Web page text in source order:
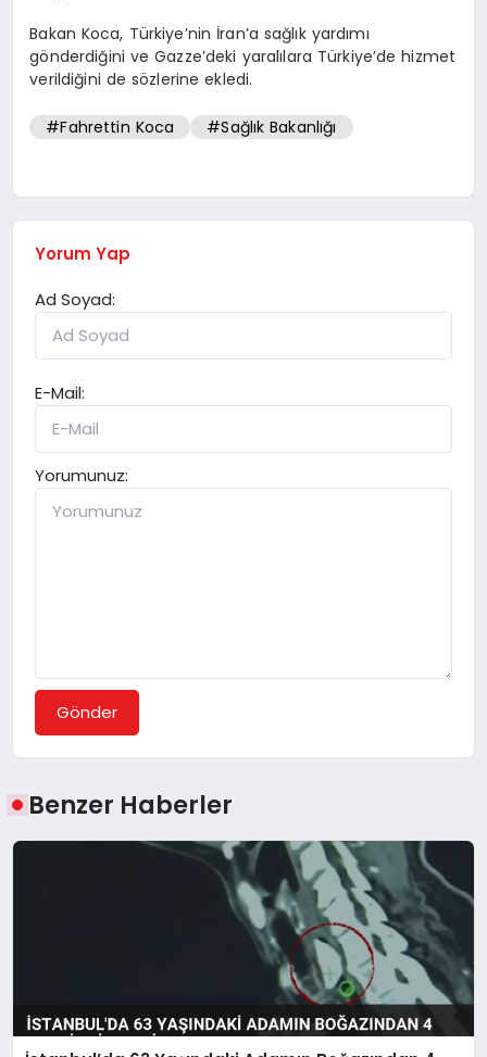
Bakan Koca, Türkiye’nin İran’a sağlık yardımı
gönderdiğini ve Gazze’deki yaralılara Türkiye’de hizmet
verildiğini de sözlerine ekledi.
#Fahrettin Koca #Sağlık Bakanlığı
Yorum Yap
Ad Soyad:
E-Mail:
Yorumunuz:
Gönder
Benzer Haberler